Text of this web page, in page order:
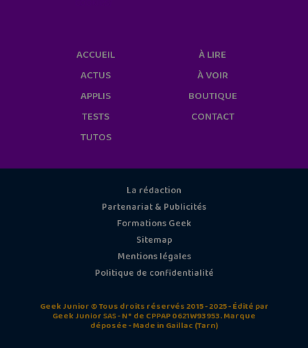
ACCUEIL
ACTUS
APPLIS
TESTS
TUTOS
À LIRE
À VOIR
BOUTIQUE
CONTACT
La rédaction
Partenariat & Publicités
Formations Geek
Sitemap
Mentions légales
Politique de confidentialité
Geek Junior © Tous droits réservés 2015 - 2025 - Édité par
Geek Junior SAS - N° de CPPAP 0621W93953. Marque
déposée - Made in Gaillac (Tarn)